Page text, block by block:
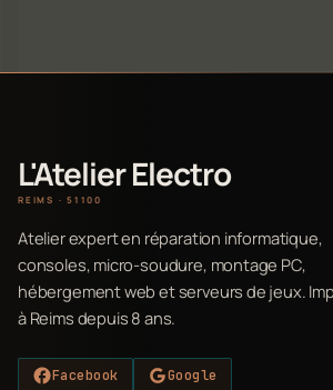
L'Atelier Electro
REIMS · 51100
Atelier expert en réparation informatique,
consoles, micro-soudure, montage PC,
hébergement web et serveurs de jeux.
à Reims depuis 8 ans.
Facebook Google